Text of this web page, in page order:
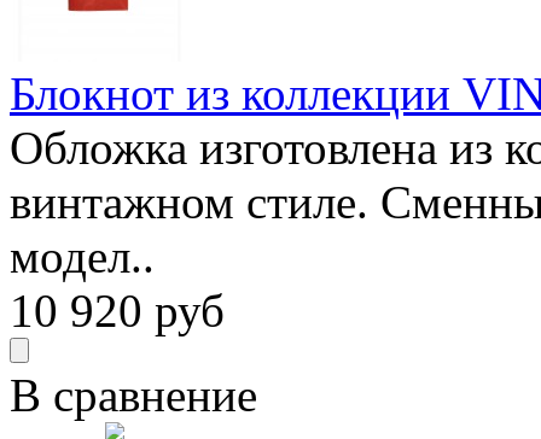
Блокнот из коллекции
Обложка изготовлена из
винтажном стиле.
модел..
10 920 руб
В сравнение